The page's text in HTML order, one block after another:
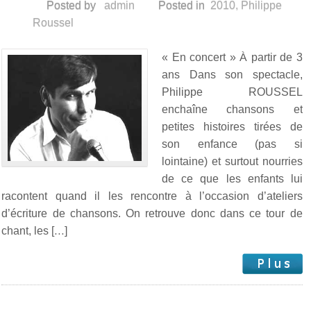
Posted by admin Posted in 2010, Philippe
Roussel
« En concert » À partir de 3
ans Dans son spectacle,
Philippe ROUSSEL
enchaîne chansons et
petites histoires tirées de
son enfance (pas si
lointaine) et surtout nourries
de ce que les enfants lui
racontent quand il les rencontre à l’occasion d’ateliers
d’écriture de chansons. On retrouve donc dans ce tour de
chant, les […]